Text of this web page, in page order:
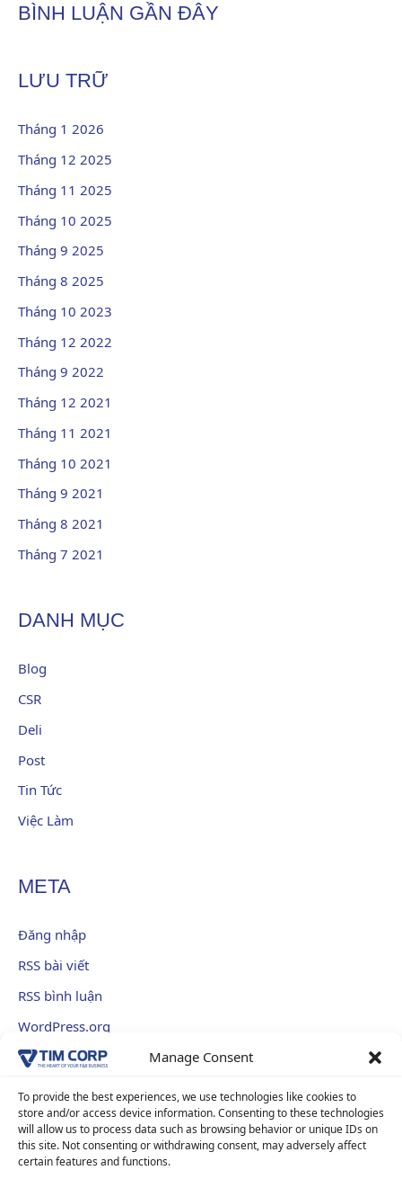
Manage Consent
To provide the best experiences, we use technologies like cookies to
store and/or access device information. Consenting to these technologies
will allow us to process data such as browsing behavior or unique IDs on
this site. Not consenting or withdrawing consent, may adversely affect
certain features and functions.
BÌNH LUẬN GẦN ĐÂY
LƯU TRỮ
Tháng 1 2026
Tháng 12 2025
Tháng 11 2025
Tháng 10 2025
Tháng 9 2025
Tháng 8 2025
Tháng 10 2023
Tháng 12 2022
Tháng 9 2022
Tháng 12 2021
Tháng 11 2021
Tháng 10 2021
Tháng 9 2021
Tháng 8 2021
Tháng 7 2021
DANH MỤC
Blog
CSR
Deli
Post
Tin Tức
Việc Làm
META
Đăng nhập
RSS bài viết
RSS bình luận
WordPress.org
Hỗ trợ khách hàng:
090 1199 076
E-mail:
info@tim-corp.com.vn
Giấy phép kinh doanh số:
0315719359
INFORMATION
Cơ hội việc làm
Chính sách bảo mật